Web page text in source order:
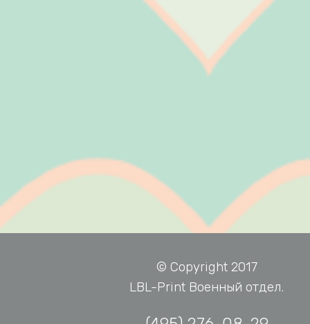
© Copyright 2017
LBL-Print Военный отдел.